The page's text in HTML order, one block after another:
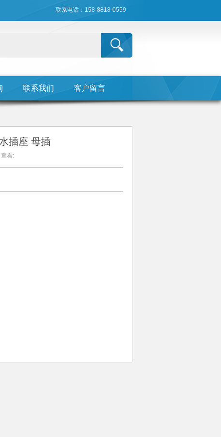
联系电话：158-8818-0559
联系我们 客户留言
插座 母插
查看: